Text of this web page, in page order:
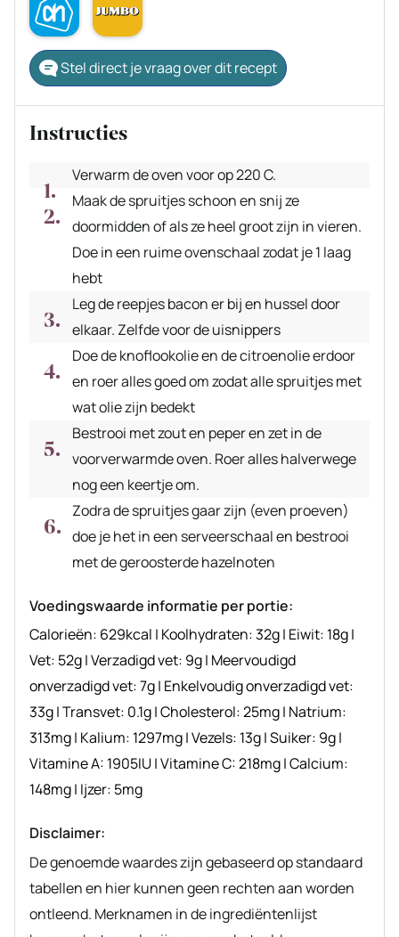
Stel direct je vraag over dit recept
Instructies
Verwarm de oven voor op 220 C.
Maak de spruitjes schoon en snij ze
doormidden of als ze heel groot zijn in vieren.
Doe in een ruime ovenschaal zodat je 1 laag
hebt
Leg de reepjes bacon er bij en hussel door
elkaar. Zelfde voor de uisnippers
Doe de knoflookolie en de citroenolie erdoor
en roer alles goed om zodat alle spruitjes met
wat olie zijn bedekt
Bestrooi met zout en peper en zet in de
voorverwarmde oven. Roer alles halverwege
nog een keertje om.
Zodra de spruitjes gaar zijn (even proeven)
doe je het in een serveerschaal en bestrooi
met de geroosterde hazelnoten
Voedingswaarde informatie per portie:
Calorieën: 629kcal | Koolhydraten:32g| Eiwit: 18g|
Vet: 52g|Verzadigd vet: 9g| Meervoudigd
onverzadigd vet:7g| Enkelvoudig onverzadigd vet:
33g|Transvet: 0.1g|Cholesterol:25mg| Natrium:
313mg| Kalium: 1297mg|Vezels: 13g|Suiker: 9g|
Vitamine A: 1905IU|Vitamine C:218mg|Calcium:
148mg| Ijzer: 5mg
Disclaimer:
De genoemde waardes zijn gebaseerd op standaard
tabellen en hier kunnen geen rechten aan worden
ontleend. Merknamen in de ingrediëntenlijst